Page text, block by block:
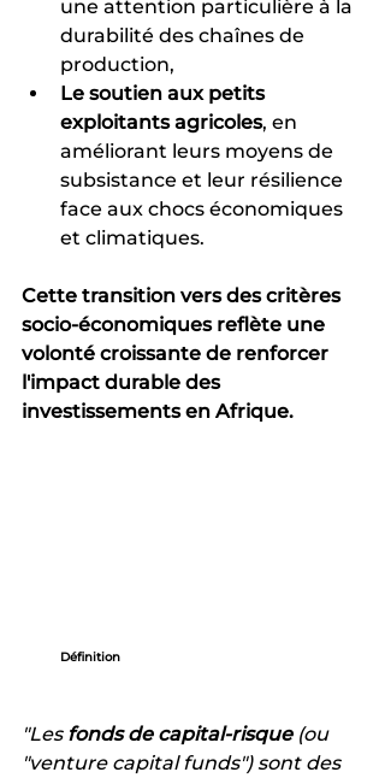
une attention particulière à la
durabilité des chaînes de
production,
Le soutien aux petits
exploitants agricoles, en
améliorant leurs moyens de
subsistance et leur résilience
face aux chocs économiques
et climatiques.
Cette transition vers des critères
socio-économiques reflète une
volonté croissante de renforcer
l'impact durable des
investissements en Afrique.
Définition
"Les fonds de capital-risque (ou
"venture capital funds") sont des